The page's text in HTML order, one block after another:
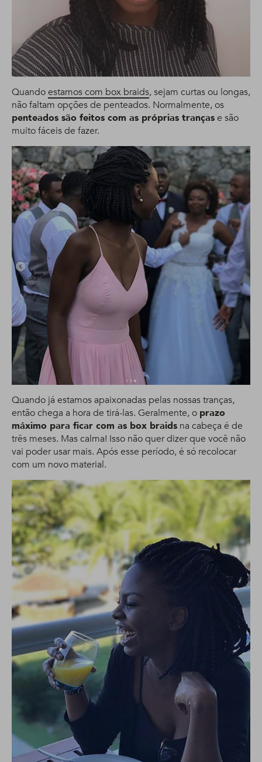
Quandoestamos com box braids, sejam curtas ou longas,
não faltam opções de penteados. Normalmente, os
penteados são feitos com as próprias trançase são
muito fáceis de fazer.
Quando já estamos apaixonadas pelas nossas tranças,
então chega a hora de tirá-las. Geralmente, o prazo
máximo para ficar com as box braids na cabeça é de
três meses. Mas calma! Isso não quer dizer que você não
vai poder usar mais. Após esse período, é só recolocar
com um novo material.